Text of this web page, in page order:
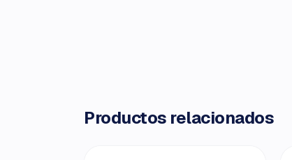
Productos relacionados